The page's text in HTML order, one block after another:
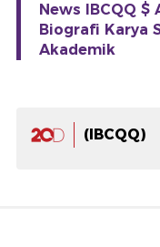
News IBCQQ
Biografi Karya
Akademik
(IBCQQ)